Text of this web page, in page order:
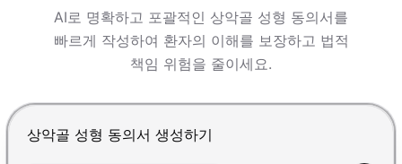
AI로 명확하고 포괄적인 상악골 성형 동의서를
빠르게 작성하여 환자의 이해를 보장하고 법적
책임 위험을 줄이세요.
Enter를 눌러 제출, Shift+Enter로 줄바꿈 추가